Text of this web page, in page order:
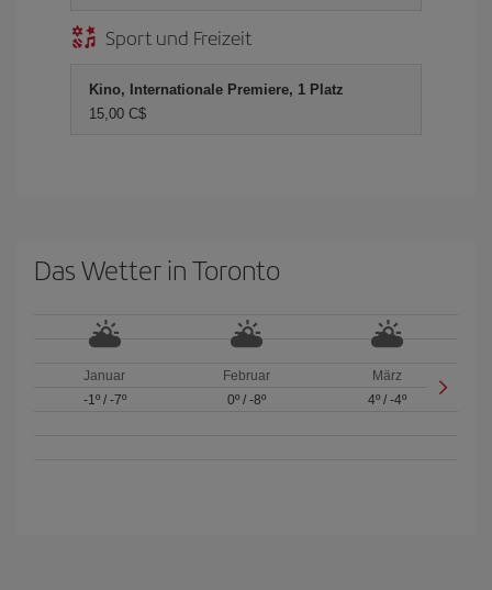
Sport und Freizeit
Kino, Internationale Premiere, 1 Platz
15,00 C$
Das Wetter in Toronto
Januar
-1º/ -7º
Februar
0º/ -8º
März
4º /-4º